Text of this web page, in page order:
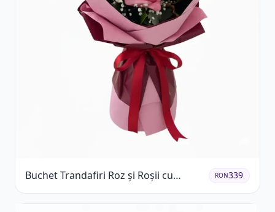
Buchet Trandafiri Roz și Roșii cu
Eucalipt și Gypsophila
RON339